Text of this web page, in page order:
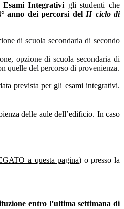
Integrativi gli studenti che
anno dei percorsi delII ciclo di
di scuola secondaria di secondo
opzione di scuola secondaria di
quelle del percorso di provenienza.
prevista per gli esami integrativi.
delle aule dell’edificio. In caso
a questa pagina) o presso la
entro l’ultima settimana di